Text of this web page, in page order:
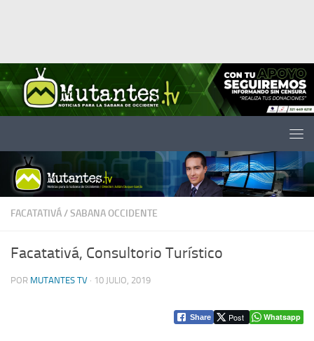
FACATATIVÁ/SABANA OCCIDENTE
Facatativá, Consultorio Turístico
POR MUTANTES TV · 10 JULIO, 2019
Share Post Whatsapp